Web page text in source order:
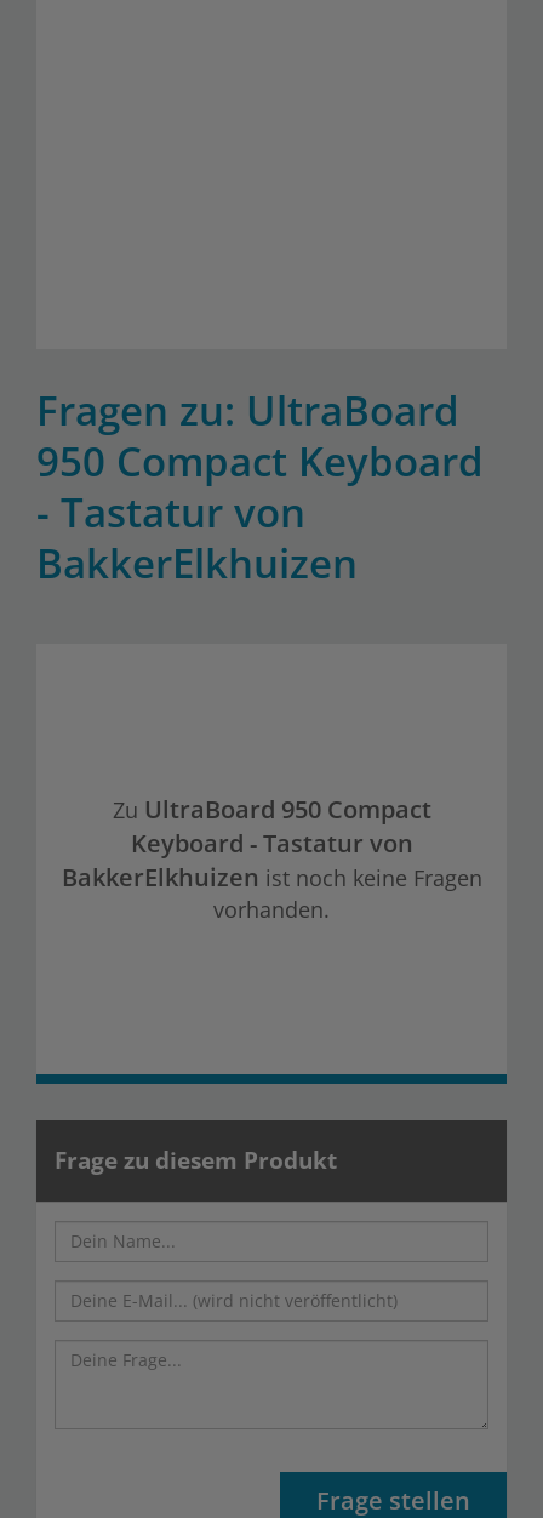
Fragen zu: UltraBoard
950 Compact Keyboard
- Tastatur von
BakkerElkhuizen
Zu UltraBoard 950 Compact
Keyboard - Tastatur von
BakkerElkhuizen ist noch keine Fragen
vorhanden.
Frage zu diesem Produkt
Frage stellen